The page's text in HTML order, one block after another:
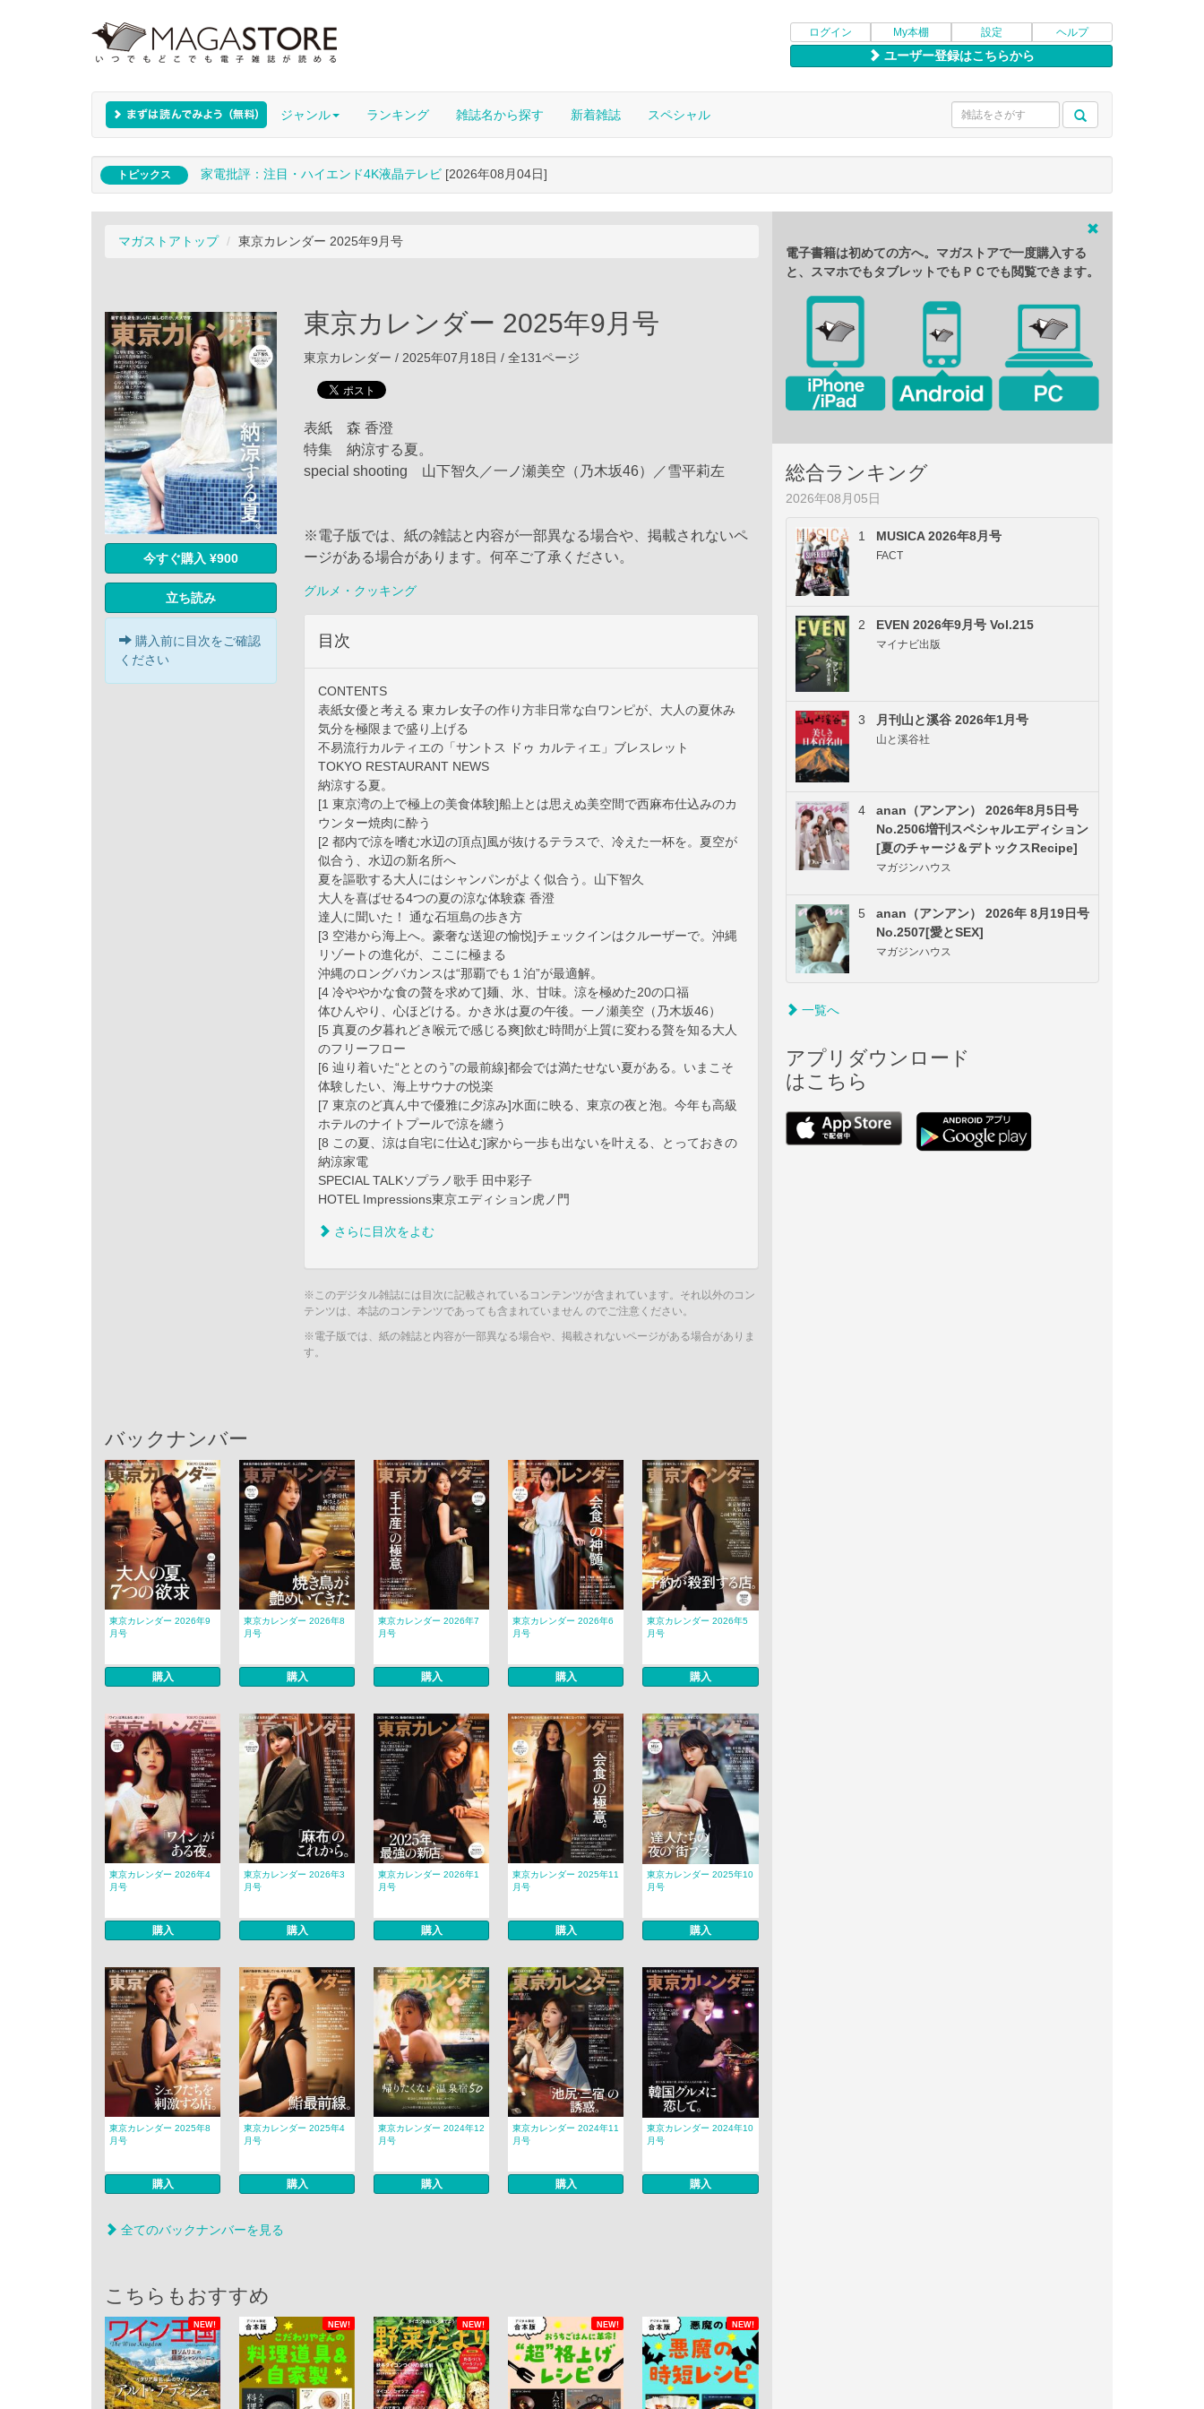
ログイン My本棚 設定 ヘルプ
ユーザー登録はこちらから
ジャンル ランキング 雑誌名から探す 新着雑誌 スペシャル
トピックス 家電批評：注目・ハイエンド4K液晶テレビ [2026年08月04日]
マガストアトップ 東京カレンダー 2025年9月号
今すぐ購入 ¥900
立ち読み
購入前に目次をご確認
ください
東京カレンダー 2025年9月号
東京カレンダー / 2025年07月18日 / 全131ページ
表紙 森 香澄
特集 納涼する夏。
special shooting 山下智久／一ノ瀬美空（乃木坂46）／雪平莉左
※電子版では、紙の雑誌と内容が一部異なる場合や、掲載されないペ
ージがある場合があります。何卒ご了承ください。
グルメ・クッキング
目次
CONTENTS
表紙女優と考える 東カレ女子の作り方非日常な白ワンピが、大人の夏休み
気分を極限まで盛り上げる
不易流行カルティエの「サントス ドゥ カルティエ」ブレスレット
TOKYO RESTAURANT NEWS
納涼する夏。
[1 東京湾の上で極上の美食体験]船上とは思えぬ美空間で西麻布仕込みのカ
ウンター焼肉に酔う
[2 都内で涼を嗜む水辺の頂点]風が抜けるテラスで、冷えた一杯を。夏空が
似合う、水辺の新名所へ
夏を謳歌する大人にはシャンパンがよく似合う。山下智久
大人を喜ばせる4つの夏の涼な体験森 香澄
達人に聞いた！ 通な石垣島の歩き方
[3 空港から海上へ。豪奢な送迎の愉悦]チェックインはクルーザーで。沖縄
リゾートの進化が、ここに極まる
沖縄のロングバカンスは“那覇でも１泊”が最適解。
[4 冷ややかな食の贅を求めて]麺、氷、甘味。涼を極めた20の口福
体ひんやり、心ほどける。かき氷は夏の午後。一ノ瀬美空（乃木坂46）
[5 真夏の夕暮れどき喉元で感じる爽]飲む時間が上質に変わる贅を知る大人
のフリーフロー
[6 辿り着いた“ととのう”の最前線]都会では満たせない夏がある。いまこそ
体験したい、海上サウナの悦楽
[7 東京のど真ん中で優雅に夕涼み]水面に映る、東京の夜と泡。今年も高級
ホテルのナイトプールで涼を纏う
[8 この夏、涼は自宅に仕込む]家から一歩も出ないを叶える、とっておきの
納涼家電
SPECIAL TALKソプラノ歌手 田中彩子
HOTEL Impressions東京エディション虎ノ門
さらに目次をよむ
※このデジタル雑誌には目次に記載されているコンテンツが含まれています。それ以外のコン
テンツは、本誌のコンテンツであっても含まれていません のでご注意ください。
※電子版では、紙の雑誌と内容が一部異なる場合や、掲載されないページがある場合がありま
す。
バックナンバー
東京カレンダー 2026年9
月号
購入
東京カレンダー 2026年8
月号
購入
東京カレンダー 2026年7
月号
購入
東京カレンダー 2026年6
月号
購入
東京カレンダー 2026年5
月号
購入
東京カレンダー 2026年4
月号
購入
東京カレンダー 2026年3
月号
購入
東京カレンダー 2026年1
月号
購入
東京カレンダー 2025年11
月号
購入
東京カレンダー 2025年10
月号
購入
東京カレンダー 2025年8
月号
購入
東京カレンダー 2025年4
月号
購入
東京カレンダー 2024年12
月号
購入
東京カレンダー 2024年11
月号
購入
東京カレンダー 2024年10
月号
購入
全てのバックナンバーを見る
こちらもおすすめ
NEW! NEW! NEW! NEW! NEW!
電子書籍は初めての方へ。マガストアで一度購入する
と、スマホでもタブレットでもＰＣでも閲覧できます。
総合ランキング
2026年08月05日
1 MUSICA 2026年8月号
FACT
2 EVEN 2026年9月号 Vol.215
マイナビ出版
3 月刊山と溪谷 2026年1月号
山と溪谷社
4
anan（アンアン） 2026年8月5日号
No.2506増刊スペシャルエディション
[夏のチャージ＆デトックスRecipe]
マガジンハウス
5
anan（アンアン） 2026年 8月19日号
No.2507[愛とSEX]
マガジンハウス
一覧へ
アプリダウンロード
はこちら